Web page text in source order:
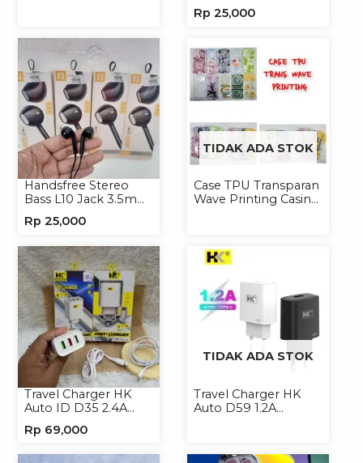
Headset Earphone
Rp 25,000
Handsfree Stereo
Bass L10 Jack 3.5mm
Headphone
Rp 25,000
TIDAK ADA STOK
Case TPU Transparan
Wave Printing Casing
Travel Charger HK
Auto ID D35 2.4A
Rp 69,000
TIDAK ADA STOK
Travel Charger HK
Auto D59 1.2A